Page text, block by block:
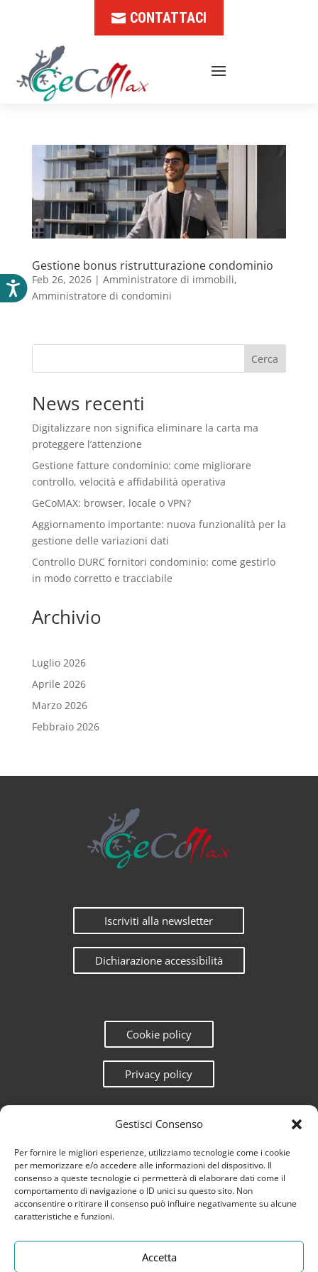
Gestisci Consenso
Per fornire le migliori esperienze, utilizziamo tecnologie come i cookie
per memorizzare e/o accedere alle informazioni del dispositivo. Il
consenso a queste tecnologie ci permetterà di elaborare dati come il
comportamento di navigazione o ID unici su questo sito. Non
acconsentire o ritirare il consenso può influire negativamente su alcune
caratteristiche e funzioni.
Accetta
CONTATTACI
Gestione bonus ristrutturazione condominio
Feb 26, 2026| Amministratore di immobili,
Amministratore di condomini
Cerca
News recenti
Digitalizzare non significa eliminare la carta ma
proteggere l’attenzione
Gestione fatture condominio: come migliorare
controllo, velocità e affidabilità operativa
GeCoMAX: browser, locale o VPN?
Aggiornamento importante: nuova funzionalità per la
gestione delle variazioni dati
Controllo DURC fornitori condominio: come gestirlo
in modo corretto e tracciabile
Archivio
Luglio 2026
Aprile 2026
Marzo 2026
Febbraio 2026
Iscriviti alla newsletter
Dichiarazione accessibilità
Cookie policy
Privacy policy
Questo sito è protetto da reCAPTCHA e la